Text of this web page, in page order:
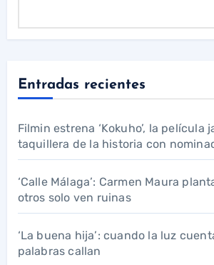
Entradas recientes
Filmin estrena ‘Kokuho’, la película
taquillera de la historia con
‘Calle Málaga’: Carmen Maura
otros solo ven ruinas
‘La buena hija’: cuando la luz
palabras callan